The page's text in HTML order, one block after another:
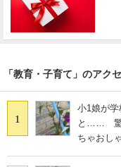
「教育・子育て」のアク
1
小1娘が
と…… 驚
ちゃおし